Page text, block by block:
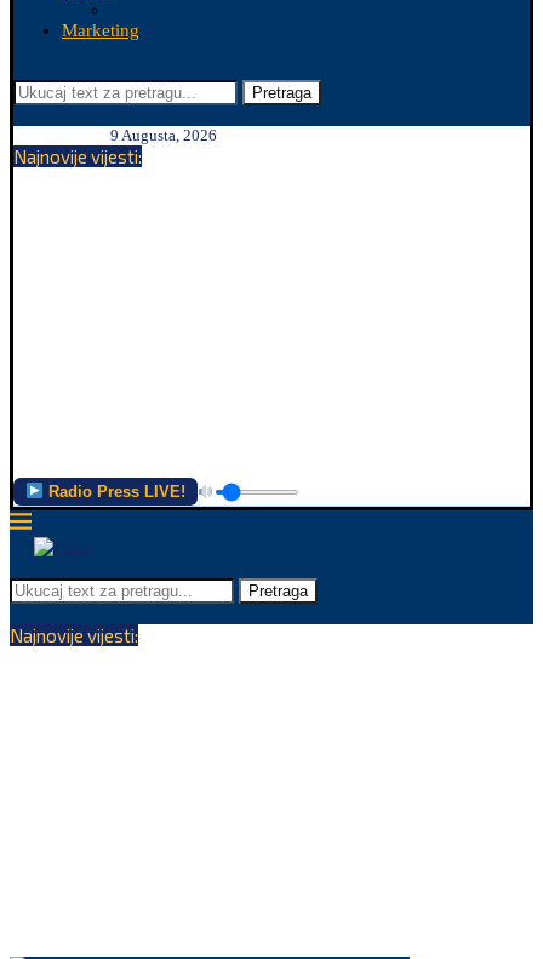
Marketing
Pretraga
9 Augusta, 2026
Najnovije vijesti:
Radio Press LIVE!
Pretraga
Najnovije vijesti: